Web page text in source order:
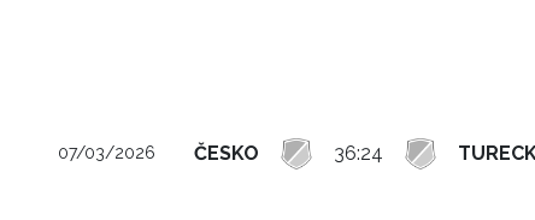
07/03/2026 ČESKO 36:24